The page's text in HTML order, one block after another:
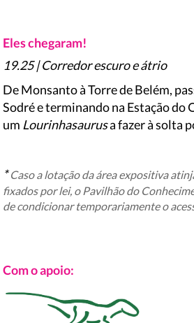
Eles chegaram!
19.25 | Corredor escuro e átrio
De Monsanto à Torre de Belém,
Sodré e terminando na Estação do
um Lourinhasaurusa fazer à solta
*Caso a lotação da área expositiva
fixados por lei, o Pavilhão do
de condicionar temporariamente o
Com o apoio: